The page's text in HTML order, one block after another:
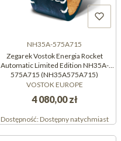
NH35A-575A715
Zegarek Vostok Energia Rocket
Automatic Limited Edition NH35A-
575A715 (NH35A575A715)
VOSTOK EUROPE
4 080,00 zł
Dostępność:Dostępny natychmiast